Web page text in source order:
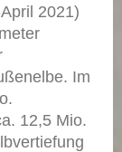
2021)
Im
12,5 Mio.